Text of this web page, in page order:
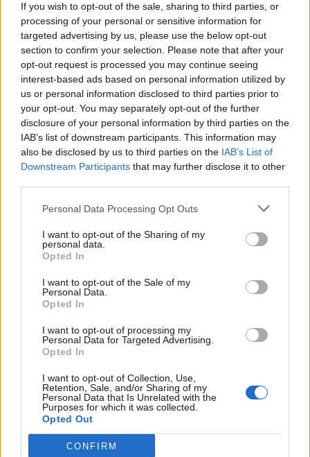
If you wish to opt-out of the sale, sharing to third parties, or
processing of your personal or sensitive information for
targeted advertising by us, please use the below opt-out
section to confirm your selection. Please note that after your
opt-out request is processed you may continue seeing
interest-based ads based on personal information utilized by
us or personal information disclosed to third parties prior to
your opt-out. You may separately opt-out of the further
disclosure of your personal information by third parties on the
IAB’s list of downstream participants. This information may
also be disclosed by us to third parties on the IAB’s List of
Downstream Participants that may further disclose it to other
Personal Data Processing Opt Outs
I want to opt-out of the Sharing of my
personal data.
Opted In
I want to opt-out of the Sale of my
Personal Data.
Opted In
I want to opt-out of processing my
Personal Data for Targeted Advertising.
Opted In
I want to opt-out of Collection, Use,
Retention, Sale, and/or Sharing of my
Personal Data that Is Unrelated with the
Purposes for which it was collected.
Opted Out
CONFIRM